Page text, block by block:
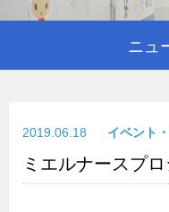
ニュ
2019.06.18 イベント
ミエルナースプ